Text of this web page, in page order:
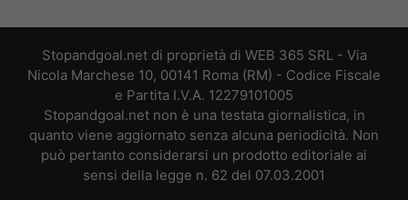
Stopandgoal.net di proprietà di WEB 365 SRL - Via
Nicola Marchese 10, 00141 Roma (RM) - Codice Fiscale
e Partita I.V.A. 12279101005
Stopandgoal.net non è una testata giornalistica, in
quanto viene aggiornato senza alcuna periodicità. Non
può pertanto considerarsi un prodotto editoriale ai
sensi della legge n. 62 del 07.03.2001